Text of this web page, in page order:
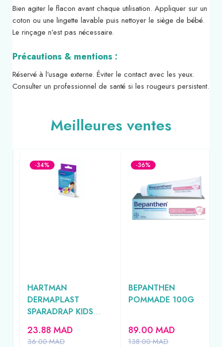
Bien agiter le flacon avant chaque utilisation. Appliquer sur un
coton ou une lingette lavable puis nettoyer le siège de bébé.
Le rinçage n’est pas nécessaire.
Précautions & mentions :
Réservé à l’usage externe. Éviter le contact avec les yeux.
Consulter un professionnel de santé si les rougeurs persistent.
Meilleures ventes
-34%
HARTMAN
DERMAPLAST
SPARADRAP KIDS
20UNITES
36.00MAD
23.88 MAD
-36%
BEPANTHEN
POMMADE 100G
138.00MAD
89.00 MAD